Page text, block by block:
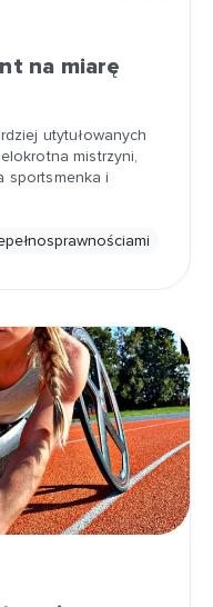
na miarę
utytułowanych
mistrzyni,
sportsmenka i